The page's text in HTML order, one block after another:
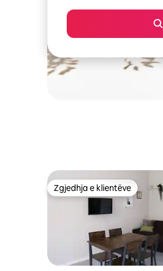
Zgjedhja e klientëve
Zgjedhja e klientëve